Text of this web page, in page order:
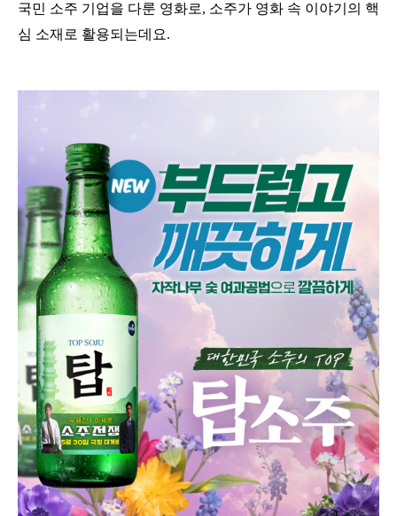
국민 소주 기업을 다룬 영화로, 소주가 영화 속 이야기의 핵
심 소재로 활용되는데요.